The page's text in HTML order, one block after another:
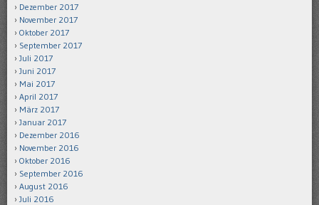
Dezember 2017
November 2017
Oktober 2017
September 2017
Juli 2017
Juni 2017
Mai 2017
April 2017
März 2017
Januar 2017
Dezember 2016
November 2016
Oktober 2016
September 2016
August 2016
Juli 2016